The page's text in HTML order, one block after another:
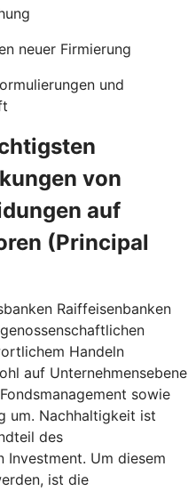
neuer Firmierung
und
von
auf
(Principal
Raiffeisenbanken
Handeln
auf Unternehmensebene
sowie
um. Nachhaltigkeit ist
des
Investment. Um diesem
ist die